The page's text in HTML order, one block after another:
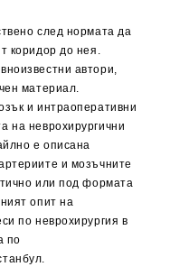
след нормата да
коридор до нея.
автори,
материал.
и интраоперативни
на неврохирургични
е описана
и мозъчните
или под формата
опит на
по неврохирургия в
по